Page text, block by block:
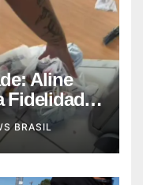
Aline
Fidelidade
BRASIL